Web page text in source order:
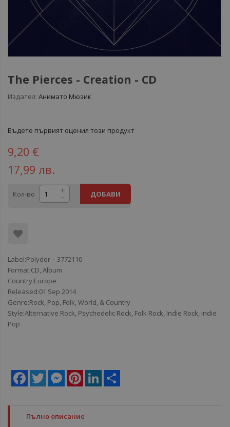
The Pierces ‎- Creation - CD
Издател: Анимато Мюзик
Бъдете първият оценил този продукт
9,20 €
17,99 лв.
Кол-во ДОБАВИ
Label:Polydor ‎– 3772110
Format:CD, Album
Country:Europe
Released:01 Sep 2014
Genre:Rock, Pop, Folk, World, & Country
Style:Alternative Rock, Psychedelic Rock, Folk Rock, Indie Rock, Indie
Pop
Facebook
Twitter MessengerPinterestLinkedIn
Пълно описание